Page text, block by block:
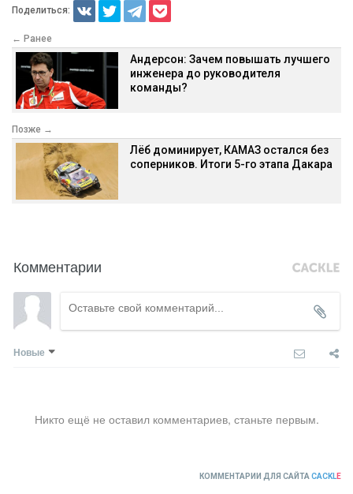
Поделиться:
← Ранее
Андерсон: Зачем повышать лучшего
инженера до руководителя
команды?
Позже →
Лёб доминирует, КАМАЗ остался без
соперников. Итоги 5-го этапа Дакара
Комментарии
Новые
Никто ещё не оставил комментариев, станьте первым.
КОММЕНТАРИИ ДЛЯ САЙТАCACKLE